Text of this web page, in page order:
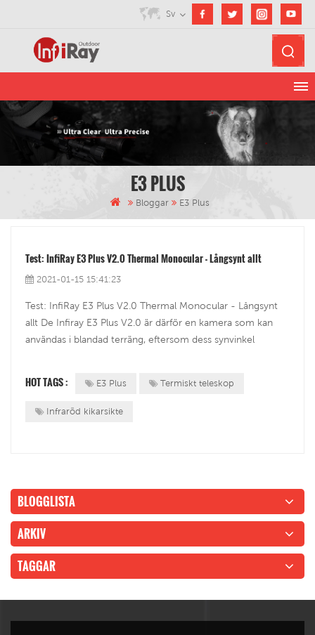
Sv
E3 PLUS
Bloggar E3 Plus
Test: InfiRay E3 Plus V2.0 Thermal Monocular - Långsynt allt
2021-01-15 15:41:23
Test: InfiRay E3 Plus V2.0 Thermal Monocular - Långsynt
allt De Infiray E3 Plus V2.0 är därför en kamera som kan
användas i blandad terräng, eftersom dess synvinkel
och med k...
HOT TAGS : E3 Plus Termiskt teleskop
Infraröd kikarsikte
BLOGGLISTA
ARKIV
TAGGAR